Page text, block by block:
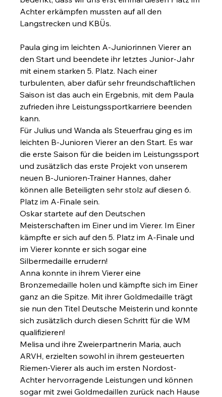
Achter erkämpfen mussten auf all den
Langstrecken und KBÜs.
Paula ging im leichten A-Juniorinnen Vierer an
den Start und beendete ihr letztes Junior-Jahr
mit einem starken 5. Platz. Nach einer
turbulenten, aber dafür sehr freundschaftlichen
Saison ist das auch ein Ergebnis, mit dem Paula
zufrieden ihre Leistungssportkarriere beenden
kann.
Für Julius und Wanda als Steuerfrau ging es im
leichten B-Junioren Vierer an den Start. Es war
die erste Saison für die beiden im Leistungssport
und zusätzlich das erste Projekt von unserem
neuen B-Junioren-Trainer Hannes, daher
können alle Beteiligten sehr stolz auf diesen 6.
Platz im A-Finale sein.
Oskar startete auf den Deutschen
Meisterschaften im Einer und im Vierer. Im Einer
kämpfte er sich auf den 5. Platz im A-Finale und
im Vierer konnte er sich sogar eine
Silbermedaille errudern!
Anna konnte in ihrem Vierer eine
Bronzemedaille holen und kämpfte sich im Einer
ganz an die Spitze. Mit ihrer Goldmedaille trägt
sie nun den Titel Deutsche Meisterin und konnte
sich zusätzlich durch diesen Schritt für die WM
qualifizieren!
Melisa und ihre Zweierpartnerin Maria, auch
ARVH, erzielten sowohl in ihrem gesteuerten
Riemen-Vierer als auch im ersten Nordost-
Achter hervorragende Leistungen und können
sogar mit zwei Goldmedaillen zurück nach Hause